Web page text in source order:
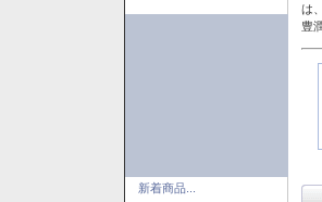
新着商品...
は
豊